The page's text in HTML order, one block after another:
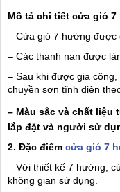
Mô tả chi tiết cửa gió
– Cửa gió 7 hướng được
– Các thanh nan được
– Sau khi được gia
chuyền sơn tĩnh điện
– Màu sắc và chất liệu
lắp đặt và người sử
2. Đặc điểm cửa gió 7
– Với thiết kế 7 hướng,
không gian sử dụng.